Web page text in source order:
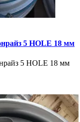
5 HOLE 18 мм
5 HOLE 18 мм